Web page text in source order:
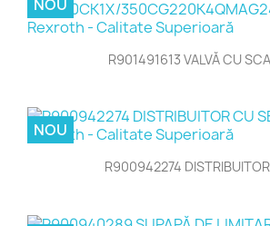
R901491613 VALVĂ CU
NOU
R900942274
NOU